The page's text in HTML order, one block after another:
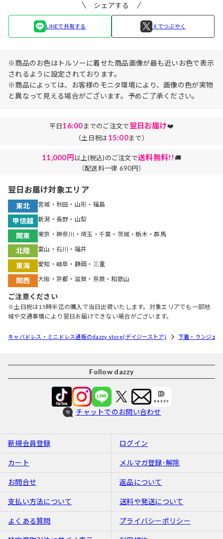
シェアする
LINEで共有する Ｘでつぶやく
※商品のお色はトルソーに着せた商品画像が最も近いお色で表示
されるように設定されております。
※商品によっては、お客様のモニタ環境により、画像の色が実物
と異なって見える場合がございます。予めご了承ください。
平日16:00までのご注文で翌日お届け❤️
（土日祝は15:00まで）
11,000円以上(税込)のご注文で送料無料!!🚚
（配送料一律 690円）
翌日お届け対象エリア
東北 宮城・秋田・山形・福島
甲信越 新潟・長野・山梨
関東 東京・神奈川・埼玉・千葉・茨城・栃木・群馬
北陸 富山・石川・福井
東海 愛知・岐阜・静岡・三重
関西 大阪・京都・滋賀・奈良・和歌山
ご注意ください
※土日祝は15時半迄の購入で当日出荷いたします。対象エリアでも一部地
域や交通事情により翌日お届けできない場合がございます。
キャバドレス・ミニドレス通販のdazzy store(デイジーストア) 下着・ランジェ
Follow dazzy
チャットでのお問い合わせ
新規会員登録 ログイン
カート メルマガ登録･解除
お問合せ 返品について
支払い方法について 送料や発送について
よくある質問 プライバシーポリシー